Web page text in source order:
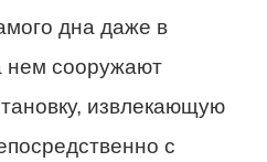
дна даже в
нем сооружают
извлекающую
с